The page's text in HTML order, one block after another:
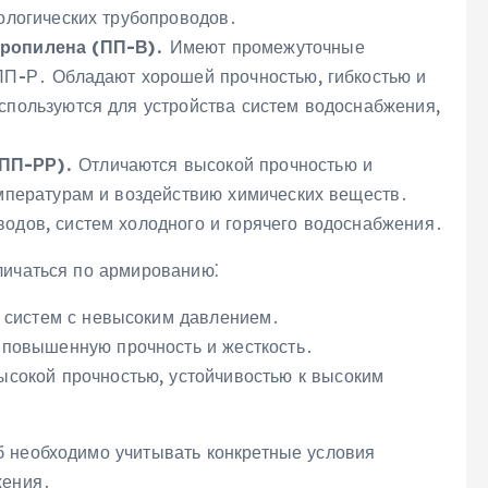
трубопроводов․
(ПП-В)․ Имеют промежуточные
Р․ Обладают хорошей прочностью, гибкостью и
для устройства систем водоснабжения,
РР)․ Отличаются высокой прочностью и
и воздействию химических веществ․
систем холодного и горячего водоснабжения․
по армированию⁚
с невысоким давлением․
прочность и жесткость․
прочностью, устойчивостью к высоким
учитывать конкретные условия